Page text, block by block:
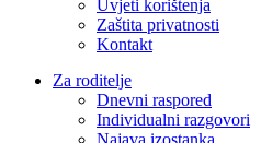
Uvjeti korištenja
Zaštita privatnosti
Kontakt
Za roditelje
Dnevni raspored
Individualni razgovori
Najava izostanka